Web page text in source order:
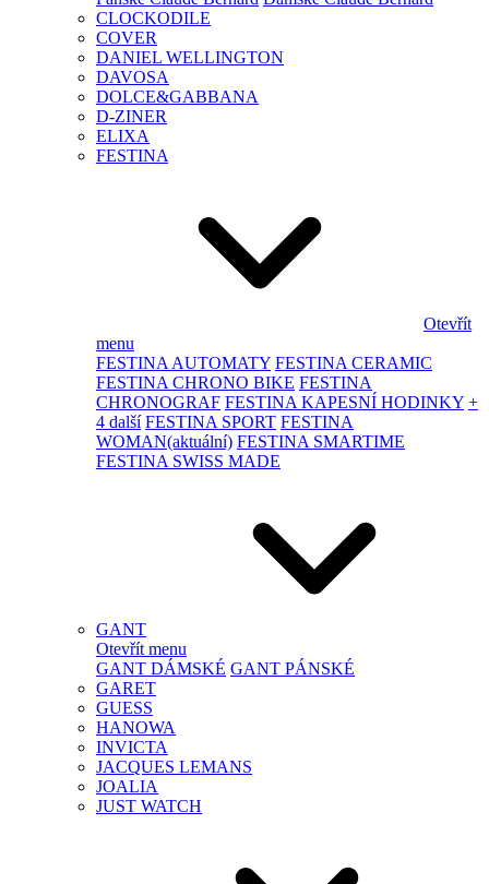
CLOCKODILE
COVER
DANIEL WELLINGTON
DAVOSA
DOLCE&GABBANA
D-ZINER
ELIXA
FESTINA
Otevřít
menu
FESTINA AUTOMATY FESTINA CERAMIC
FESTINA CHRONO BIKE FESTINA
CHRONOGRAF FESTINA KAPESNÍ HODINKY +
4 další FESTINA SPORT FESTINA
WOMAN(aktuální) FESTINA SMARTIME
FESTINA SWISS MADE
GANT
Otevřít menu
GANT DÁMSKÉ GANT PÁNSKÉ
GARET
GUESS
HANOWA
INVICTA
JACQUES LEMANS
JOALIA
JUST WATCH